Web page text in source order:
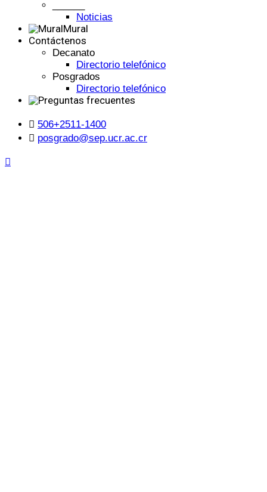
Noticias
Mural
Contáctenos
Decanato
Directorio telefónico
Posgrados
Directorio telefónico
506+2511-1400
posgrado@sep.ucr.ac.cr